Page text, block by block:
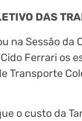
DAS
na Sessão
Ferrari os
Transporte
o custo da